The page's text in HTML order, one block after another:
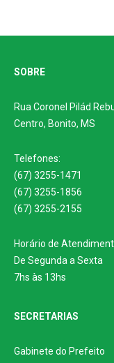
SOBRE
Rua Coronel Pilád
Centro, Bonito, MS
Telefones:
(67) 3255-1471
(67) 3255-1856
(67) 3255-2155
Horário de
De Segunda a Sexta
7hs às 13hs
SECRETARIAS
Gabinete do Prefeito